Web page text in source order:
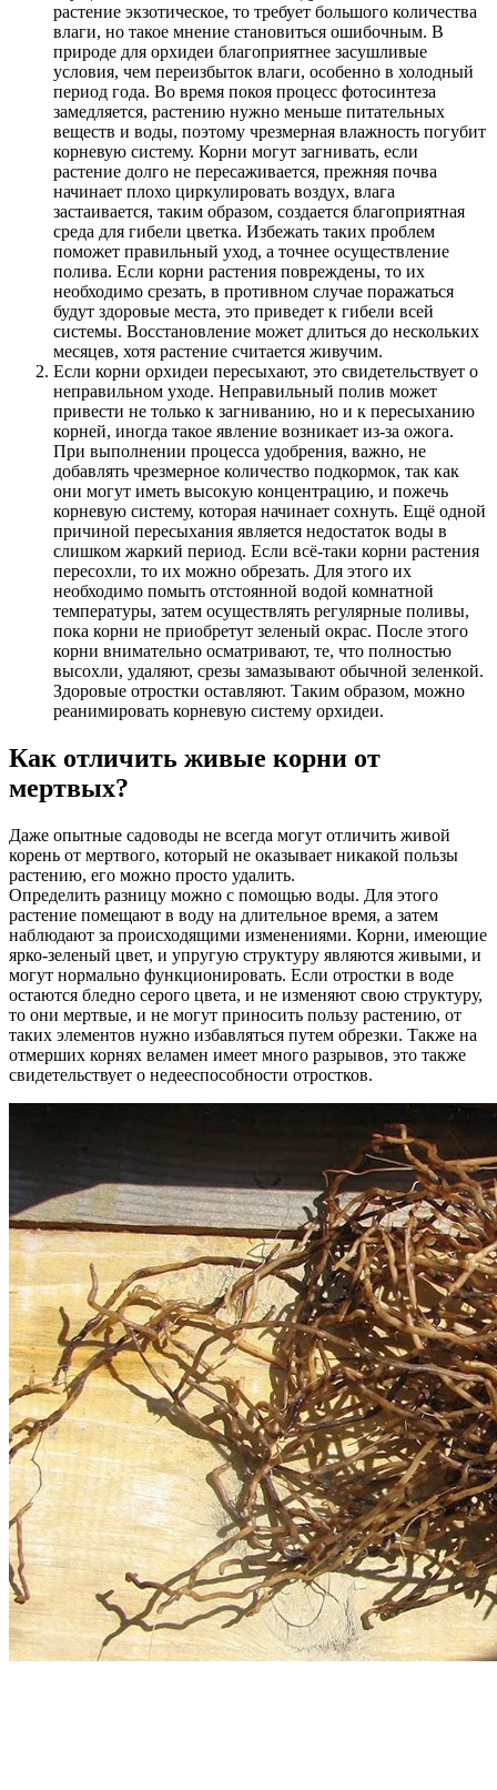
растение экзотическое, то требует большого количества
влаги, но такое мнение становиться ошибочным. В
природе для орхидеи благоприятнее засушливые
условия, чем переизбыток влаги, особенно в холодный
период года. Во время покоя процесс фотосинтеза
замедляется, растению нужно меньше питательных
веществ и воды, поэтому чрезмерная влажность погубит
корневую систему. Корни могут загнивать, если
растение долго не пересаживается, прежняя почва
начинает плохо циркулировать воздух, влага
застаивается, таким образом, создается благоприятная
среда для гибели цветка. Избежать таких проблем
поможет правильный уход, а точнее осуществление
полива. Если корни растения повреждены, то их
необходимо срезать, в противном случае поражаться
будут здоровые места, это приведет к гибели всей
системы. Восстановление может длиться до нескольких
месяцев, хотя растение считается живучим.
Если корни орхидеи пересыхают, это свидетельствует о
неправильном уходе. Неправильный полив может
привести не только к загниванию, но и к пересыханию
корней, иногда такое явление возникает из-за ожога.
При выполнении процесса удобрения, важно, не
добавлять чрезмерное количество подкормок, так как
они могут иметь высокую концентрацию, и пожечь
корневую систему, которая начинает сохнуть. Ещё одной
причиной пересыхания является недостаток воды в
слишком жаркий период. Если всё-таки корни растения
пересохли, то их можно обрезать. Для этого их
необходимо помыть отстоянной водой комнатной
температуры, затем осуществлять регулярные поливы,
пока корни не приобретут зеленый окрас. После этого
корни внимательно осматривают, те, что полностью
высохли, удаляют, срезы замазывают обычной зеленкой.
Здоровые отростки оставляют. Таким образом, можно
реанимировать корневую систему орхидеи.
Как отличить живые корни от
мертвых?
Даже опытные садоводы не всегда могут отличить живой
корень от мертвого, который не оказывает никакой пользы
растению, его можно просто удалить.
Определить разницу можно с помощью воды. Для этого
растение помещают в воду на длительное время, а затем
наблюдают за происходящими изменениями. Корни, имеющие
ярко-зеленый цвет, и упругую структуру являются живыми, и
могут нормально функционировать. Если отростки в воде
остаются бледно серого цвета, и не изменяют свою структуру,
то они мертвые, и не могут приносить пользу растению, от
таких элементов нужно избавляться путем обрезки. Также на
отмерших корнях веламен имеет много разрывов, это также
свидетельствует о недееспособности отростков.